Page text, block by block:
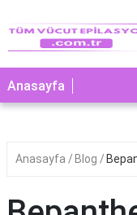
Anasayfa
Anasayfa Blog